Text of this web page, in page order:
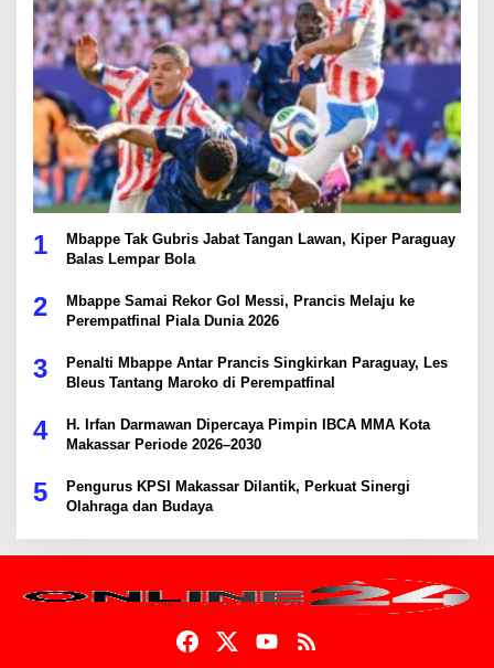
1
Mbappe Tak Gubris Jabat Tangan Lawan, Kiper Paraguay
Balas Lempar Bola
2
Mbappe Samai Rekor Gol Messi, Prancis Melaju ke
Perempatfinal Piala Dunia 2026
3
Penalti Mbappe Antar Prancis Singkirkan Paraguay, Les
Bleus Tantang Maroko di Perempatfinal
4
H. Irfan Darmawan Dipercaya Pimpin IBCA MMA Kota
Makassar Periode 2026–2030
5
Pengurus KPSI Makassar Dilantik, Perkuat Sinergi
Olahraga dan Budaya